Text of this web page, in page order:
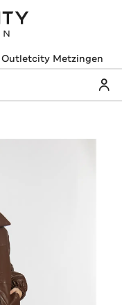
Outletcity Metzingen